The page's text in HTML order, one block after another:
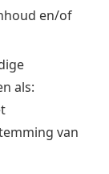
en/of
als:
van